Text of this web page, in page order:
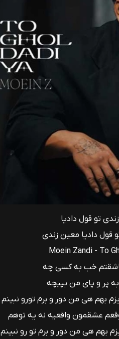
تو قول دادیا
قول دادیا معین زندی
Moein Zandi - To
خب به کسی چه
پر و پای من بپیچه
بهم هی من دور و برم تورو نبینم
عشقمون واقعیه نه یه توهم
بهم هی من دور و برم تو رو نبینم